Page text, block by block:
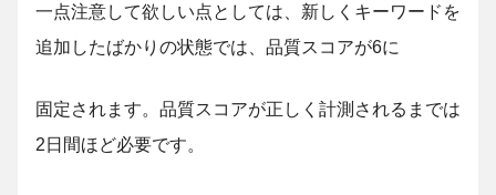
一点注意して欲しい点としては、新しくキーワードを
追加したばかりの状態では、品質スコアが6に
固定されます。品質スコアが正しく計測されるまでは
2日間ほど必要です。